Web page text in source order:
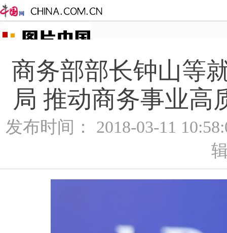
商务部部长钟山等
局 推动商务事业高
发布时间： 2018-03-11